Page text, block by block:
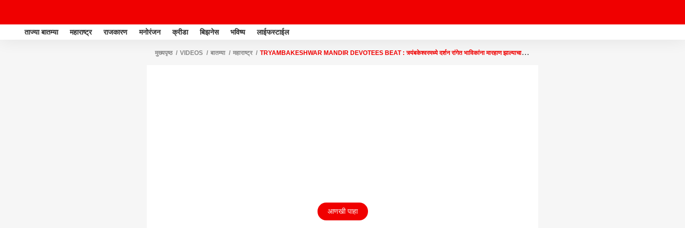
ताज्या बातम्या महाराष्ट्र राजकारण मनोरंजन क्रीडा बिझनेस भविष्य लाईफस्टाईल
मुख्यपृष्ठ VIDEOS बातम्या महाराष्ट्र
TRYAMBAKESHWAR MANDIR DEVOTEES BEAT : त्र्यंबकेश्वरमध्ये दर्शन रांगेत भाविकांना मारहाण झाल्याचा
आणखी पाहा